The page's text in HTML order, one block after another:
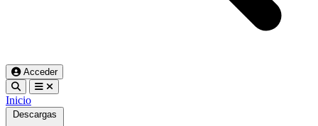
Acceder
Inicio
Descargas